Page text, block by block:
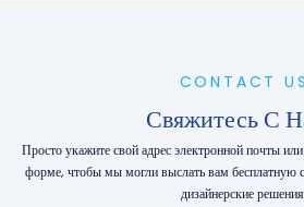
CONTACT US
Свяжитесь С
Просто укажите свой адрес электронной почты
форме, чтобы мы могли выслать вам бесплатную
дизайнерские